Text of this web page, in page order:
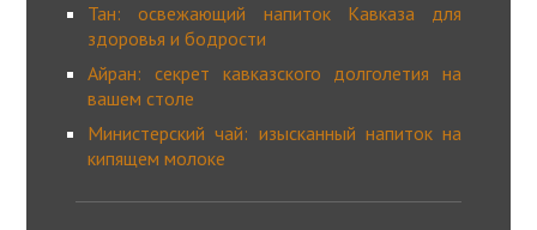
Тан: освежающий напиток Кавказа для
здоровья и бодрости
Айран: секрет кавказского долголетия на
вашем столе
Министерский чай: изысканный напиток на
кипящем молоке